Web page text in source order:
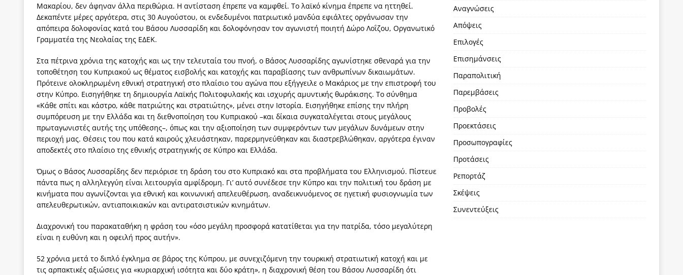
Μακαρίου, δεν άφηναν άλλα περιθώρια. Η αντίσταση έπρεπε να καμφθεί. Το λαϊκό κίνημα έπρεπε να ηττηθεί.
Δεκαπέντε μέρες αργότερα, στις 30 Αυγού­στου, οι ενδεδυμένοι πατριωτικό μανδύα εφιάλτες οργάνωσαν την
απόπειρα δολοφονίας κατά του Βάσου Λυσσαρίδη και δολοφόνησαν τον αγωνιστή ποιητή Δώρο Λοΐζου, Οργανωτικό
Γραμματέα της Νεολαίας της ΕΔΕΚ.
Στα πέτρινα χρόνια της κατοχής και ως την τελευταία του πνοή, ο Βά­σος Λυσσαρίδης αγωνίστηκε σθεναρά για την
τοποθέτηση του Κυπριακού ως θέματος εισβολής και κατοχής και παραβίασης των ανθρωπίνων δικαιω­μάτων.
Πρότεινε ολοκληρωμένη εθνική στρατηγική στο πλαίσιο του αγώ­να που εξήγγειλε ο Μακάριος με την επιστροφή του
στην Κύπρο. Εισηγή­θηκε τη δημιουργία Λαϊκής Πολιτοφυλακής και ισχυρής αμυντικής θωρά­κισης. Το σύνθημα
«Κάθε σπίτι και κάστρο, κάθε πατριώτης και στρατιώ­της», μένει στην Ιστορία. Εισηγήθηκε επίσης την πλήρη
συμπόρευση με την Ελλάδα και τη διεθνοποίηση του Κυπριακού –και δίκαια συγκαταλέγεται στους μεγάλους
πρωταγωνιστές αυτής της υπόθεσης–, όπως και την αξιο­ποίηση των συμφερόντων των μεγάλων δυνάμεων στην
περιοχή μας. Θέ­σεις του που κατά καιρούς χλευάστηκαν, παρερμηνεύθηκαν και διαστρε­βλώθηκαν, αργότερα έγιναν
αποδεκτές στο πλαίσιο της εθνικής στρατηγι­κής σε Κύπρο και Ελλάδα.
Όμως ο Βάσος Λυσσαρίδης δεν περιόρισε τη δράση του στο Κυπριακό και στα προβλήματα του Ελληνισμού. Πίστευε
πάντα πως η αλληλεγγύη εί­ναι λειτουργία αμφίδρομη. Γι’ αυτό συνέδεσε την Κύπρο και την πολιτική του δράση με
κινήματα που αγωνίζονται για εθνική και κοινωνική απελευ­θέρωση, αναδεικνυόμενος σε ηγετική φυσιογνωμία των
απελευθερωτικών, αντιαποικιακών και αντιρατσιστικών κινημάτων.
Διαχρονική του παρακαταθήκη η φράση του «όσο μεγάλη προσφορά κατατίθεται για την πατρί­δα, τόσο μεγαλύτερη
είναι η ευθύνη και η οφειλή προς αυτήν».
52 χρόνια μετά το διπλό έγκλημα σε βάρος της Κύπρου, με συνεχιζόμενη την τουρκική στρατιωτική κατοχή και με
τις αρπακτικές αξιώσεις για «κυριαρχική ισότητα και δύο κράτη», η διαχρονική θέση του Βάσου Λυσσαρίδη ότι
Αναγνώσεις
Απόψεις
Επιλογές
Επισημάνσεις
Παραπολιτική
Παρεμβάσεις
Προβολές
Προεκτάσεις
Προσωπογραφίες
Προτάσεις
Ρεπορτάζ
Σκέψεις
Συνεντεύξεις